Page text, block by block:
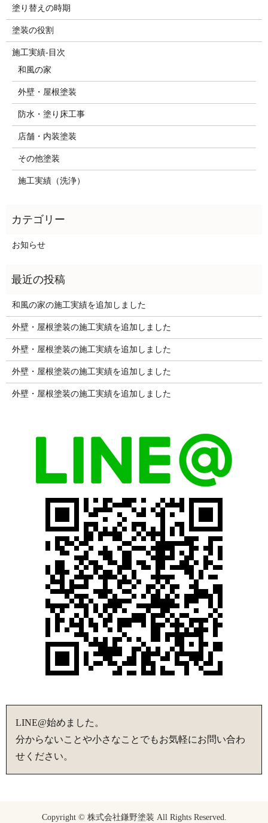
塗り替えの時期
塗装の役割
施工実績-目次
和風の家
外壁・屋根塗装
防水・塗り床工事
店舗・内装塗装
その他塗装
施工実績（洗浄）
お知らせ
和風の家の施工実績を追加しました
外壁・屋根塗装の施工実績を追加しました
外壁・屋根塗装の施工実績を追加しました
外壁・屋根塗装の施工実績を追加しました
外壁・屋根塗装の施工実績を追加しました
LINE@始めました。
分からないことや小さなことでもお気軽にお問い合わ
せください。
Copyright © 株式会社鎌野塗装 All Rights Reserved.